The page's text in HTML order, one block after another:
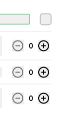
0
0
0